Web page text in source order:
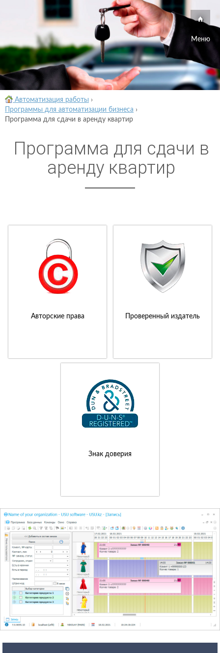
Меню
Автоматизация работы ›
Программы для автоматизации бизнеса ›
Программа для сдачи в аренду квартир
Программа для сдачи в
аренду квартир
Авторские права Проверенный издатель
Знак доверия